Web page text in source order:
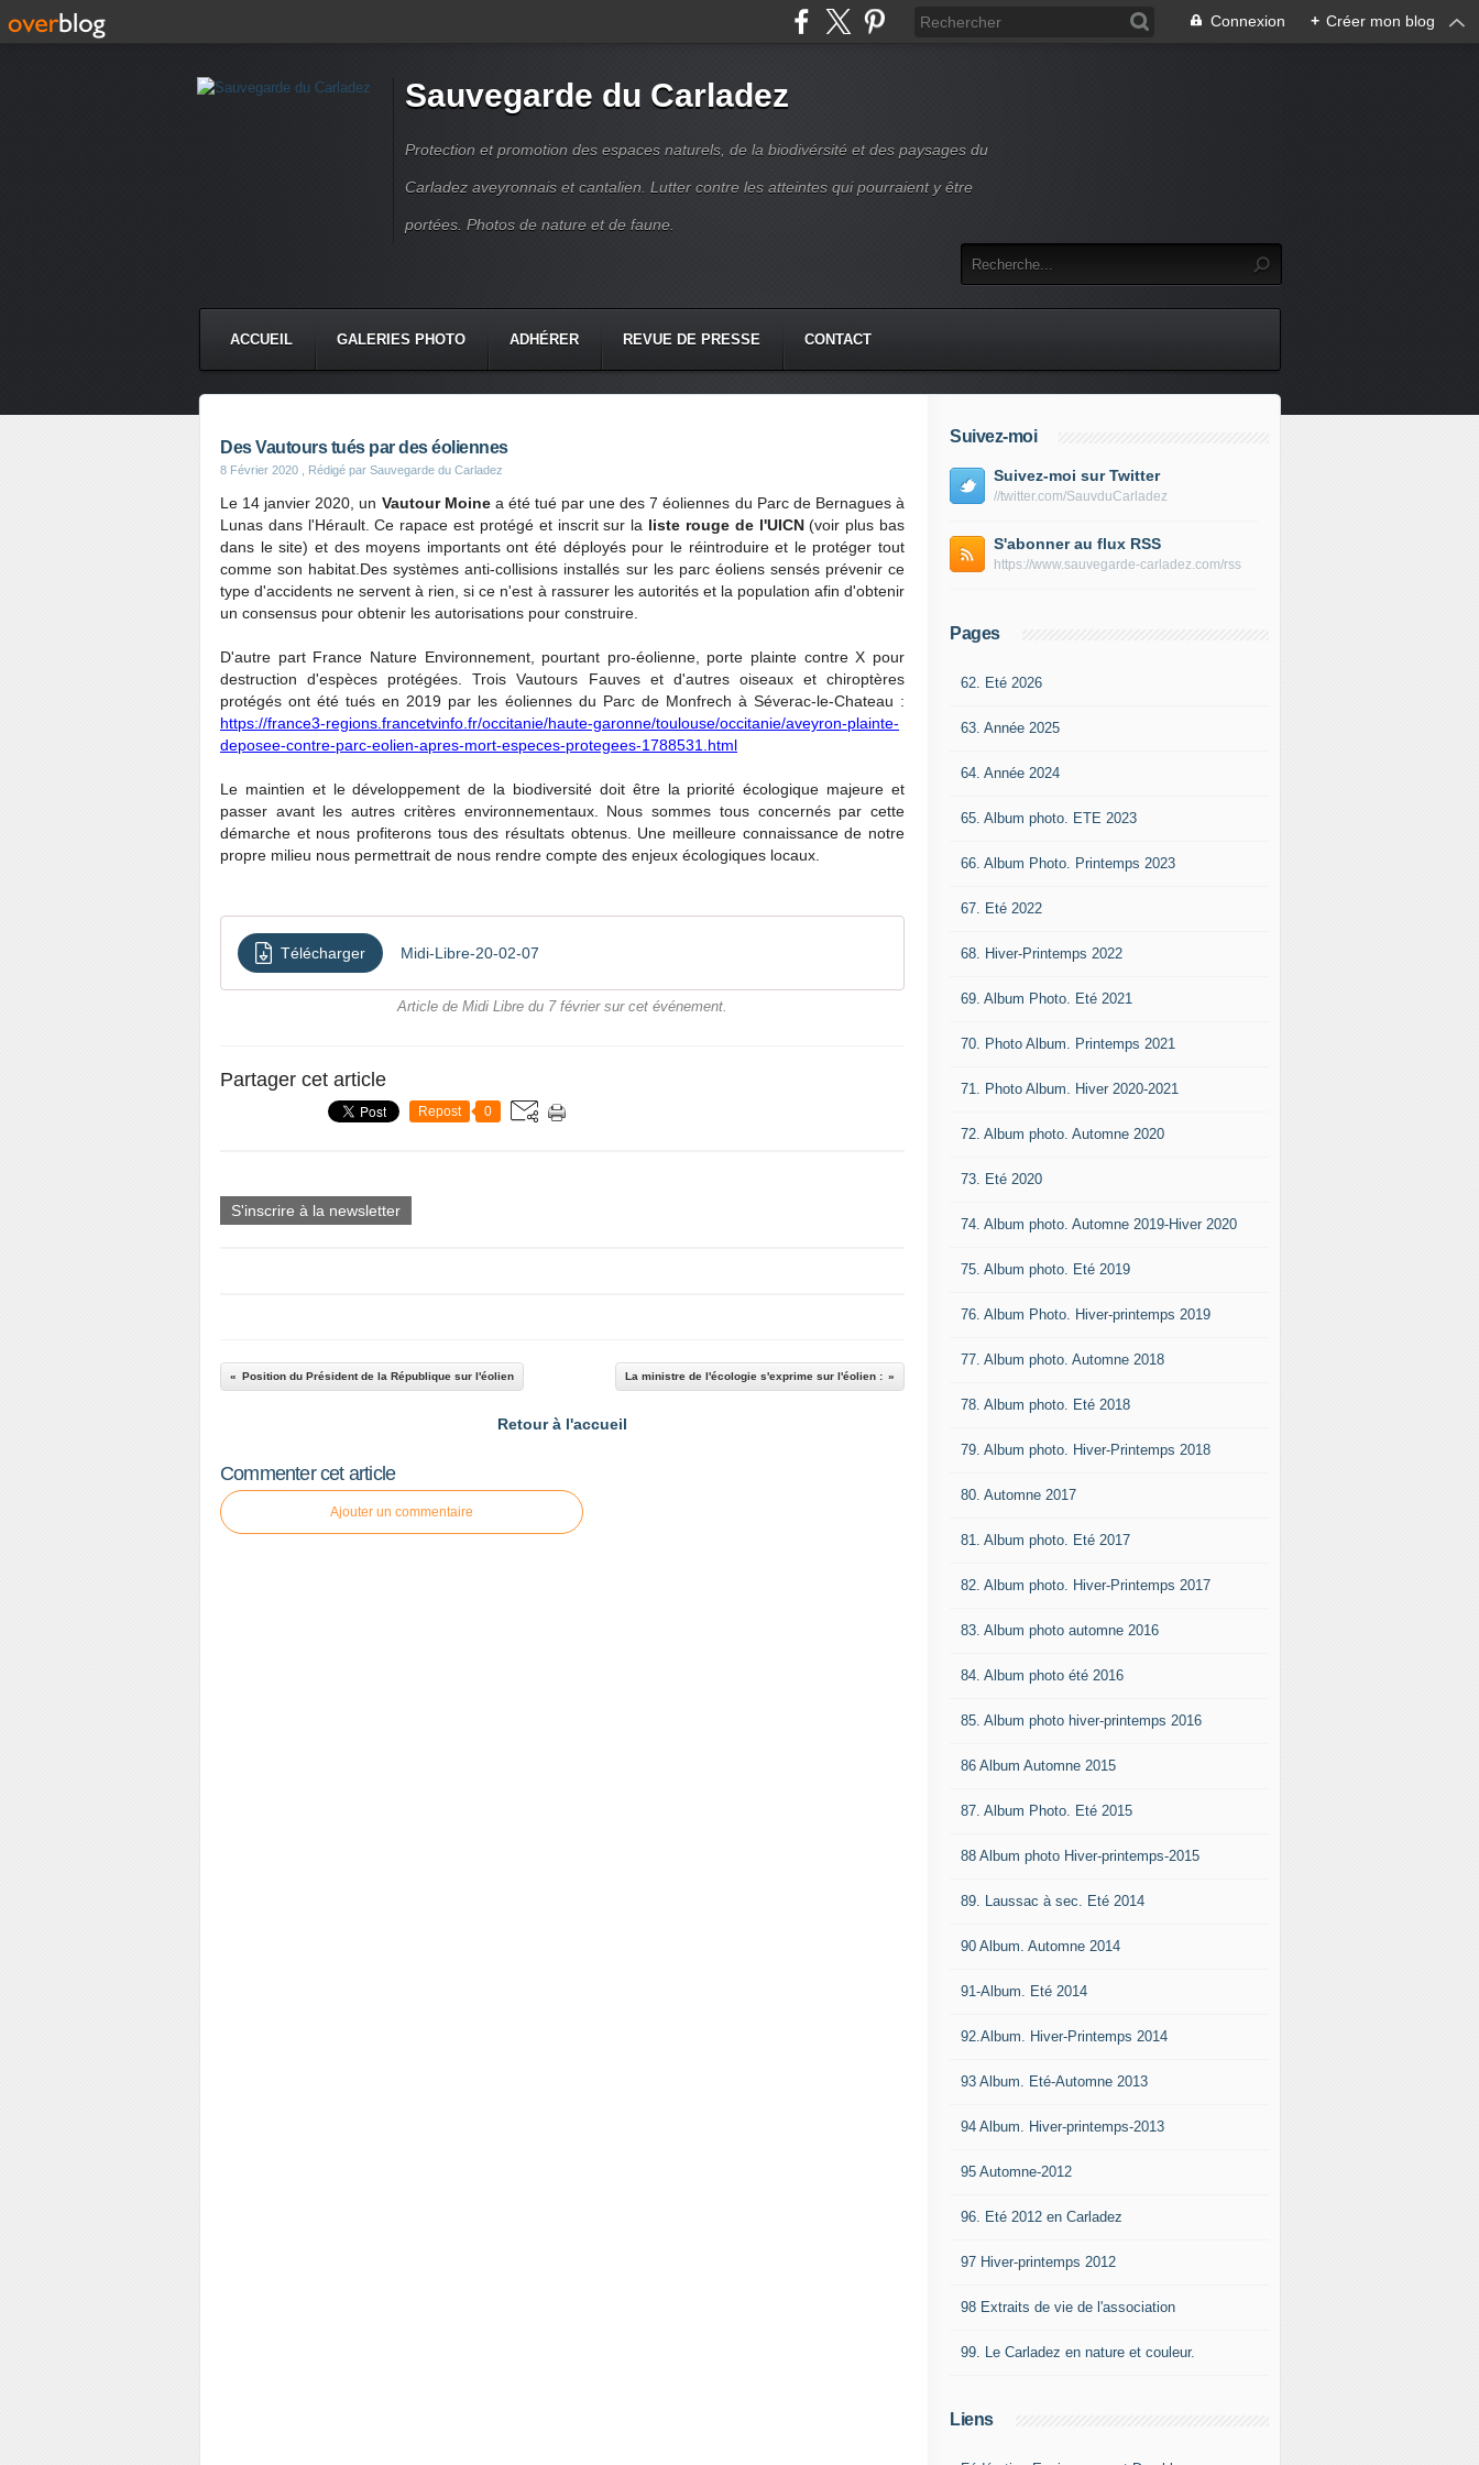
Connexion + Créer mon blog
Sauvegarde du Carladez
Protection et promotion des espaces naturels, de la biodivérsité et des paysages du
Carladez aveyronnais et cantalien. Lutter contre les atteintes qui pourraient y être
portées. Photos de nature et de faune.
ACCUEIL GALERIES PHOTO ADHÉRER REVUE DE PRESSE CONTACT
Des Vautours tués par des éoliennes
8 Février 2020 , Rédigé par Sauvegarde du Carladez
Le 14 janvier 2020, un Vautour Moinea été tué par une des 7 éoliennes du Parc de Bernagues à
Lunas dans l'Hérault. Ce rapace est protégé et inscrit sur la liste rouge de l'UICN(voir plus bas
dans le site) et des moyens importants ont été déployés pour le réintroduire et le protéger tout
comme son habitat.Des systèmes anti-collisions installés sur les parc éoliens sensés prévenir ce
type d'accidents ne servent à rien, si ce n'est à rassurer les autorités et la population afin d'obtenir
un consensus pour obtenir les autorisations pour construire.
D'autre part France Nature Environnement, pourtant pro-éolienne, porte plainte contre X pour
destruction d'espèces protégées. Trois Vautours Fauves et d'autres oiseaux et chiroptères
protégés ont été tués en 2019 par les éoliennes du Parc de Monfrech à Séverac-le-Chateau :
https://france3-regions.francetvinfo.fr/occitanie/haute-garonne/toulouse/occitanie/aveyron-plainte-
deposee-contre-parc-eolien-apres-mort-especes-protegees-1788531.html
Le maintien et le développement de la biodiversité doit être la priorité écologique majeure et
passer avant les autres critères environnementaux. Nous sommes tous concernés par cette
démarche et nous profiterons tous des résultats obtenus. Une meilleure connaissance de notre
propre milieu nous permettrait de nous rendre compte des enjeux écologiques locaux.
Télécharger Midi-Libre-20-02-07
Article de Midi Libre du 7 février sur cet événement.
Partager cet article
Repost 0
S'inscrire à la newsletter
Position du Président de la République sur l'éolien La ministre de l'écologie s'exprime sur l'éolien :
Retour à l'accueil
Commenter cet article
Ajouter un commentaire
Suivez-moi
Suivez-moi sur Twitter
//twitter.com/SauvduCarladez
S'abonner au flux RSS
https://www.sauvegarde-carladez.com/rss
Pages
62. Eté 2026
63. Année 2025
64. Année 2024
65. Album photo. ETE 2023
66. Album Photo. Printemps 2023
67. Eté 2022
68. Hiver-Printemps 2022
69. Album Photo. Eté 2021
70. Photo Album. Printemps 2021
71. Photo Album. Hiver 2020-2021
72. Album photo. Automne 2020
73. Eté 2020
74. Album photo. Automne 2019-Hiver 2020
75. Album photo. Eté 2019
76. Album Photo. Hiver-printemps 2019
77. Album photo. Automne 2018
78. Album photo. Eté 2018
79. Album photo. Hiver-Printemps 2018
80. Automne 2017
81. Album photo. Eté 2017
82. Album photo. Hiver-Printemps 2017
83. Album photo automne 2016
84. Album photo été 2016
85. Album photo hiver-printemps 2016
86 Album Automne 2015
87. Album Photo. Eté 2015
88 Album photo Hiver-printemps-2015
89. Laussac à sec. Eté 2014
90 Album. Automne 2014
91-Album. Eté 2014
92.Album. Hiver-Printemps 2014
93 Album. Eté-Automne 2013
94 Album. Hiver-printemps-2013
95 Automne-2012
96. Eté 2012 en Carladez
97 Hiver-printemps 2012
98 Extraits de vie de l'association
99. Le Carladez en nature et couleur.
Liens